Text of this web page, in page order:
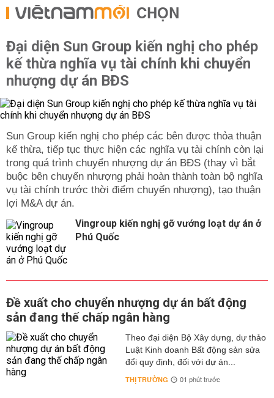
CHỌN
Đại diện Sun Group kiến nghị cho phép
kế thừa nghĩa vụ tài chính khi chuyển
nhượng dự án BĐS
Sun Group kiến nghị cho phép các bên được thỏa thuận
kế thừa, tiếp tục thực hiện các nghĩa vụ tài chính còn lại
trong quá trình chuyển nhượng dự án BĐS (thay vì bắt
buộc bên chuyển nhượng phải hoàn thành toàn bộ nghĩa
vụ tài chính trước thời điểm chuyển nhượng), tạo thuận
lợi M&A dự án.
Vingroup kiến nghị gỡ vướng loạt dự án ở
Phú Quốc
Đề xuất cho chuyển nhượng dự án bất động
sản đang thế chấp ngân hàng
Theo đại diện Bộ Xây dựng, dự thảo
Luật Kinh doanh Bất động sản sửa
đổi quy định, đối với dự án...
THỊ TRƯỜNG 01 phút trước